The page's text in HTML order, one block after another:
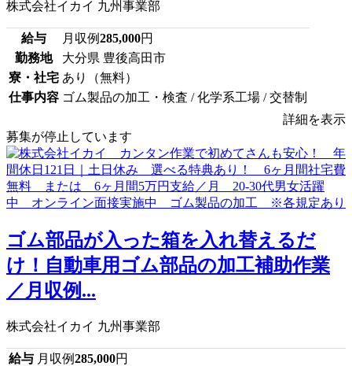
株式会社イカイ 九州事業部
給与 月収例285,000円
勤務地
大分県 豊後高田市
寮・社宅 あり（無料）
仕事内容 ゴム製品の加工・検査 / 化学系工場 / 交替制
詳細を表示
募集が停止しています
ゴム部品が入った箱を入れ替えるだ
け！自動車用ゴム部品の加工補助作業
／月収例...
株式会社イカイ 九州事業部
給与 月収例285,000円